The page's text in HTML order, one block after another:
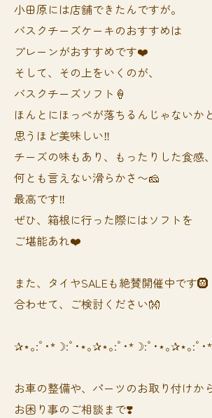
小田原には店舗できたんですが。
バスクチーズケーキのおすすめは
プレーンがおすすめです❤️
そして、その上をいくのが、
バスクチーズソフト🍦
ほんとにほっぺが落ちるんじゃないか
思うほど美味しい‼️
チーズの味もあり、もったりした食感、
何とも言えない滑らかさ〜🧀
最高です‼️
ぜひ、箱根に行った際にはソフトを
ご堪能あれ❤️
また、タイヤSALEも絶賛開催中です🛞
合わせて、ご検討ください👐
✰⋆｡:ﾟ･*☽:ﾟ･⋆｡✰⋆｡:ﾟ･*☽:ﾟ･⋆｡✰⋆｡:ﾟ･
お車の整備や、パーツのお取り付けか
お困り事のご相談まで❣️